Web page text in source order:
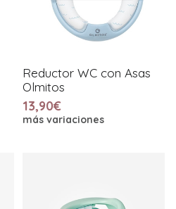
Reductor WC con Asas
Olmitos
13,90€
más variaciones